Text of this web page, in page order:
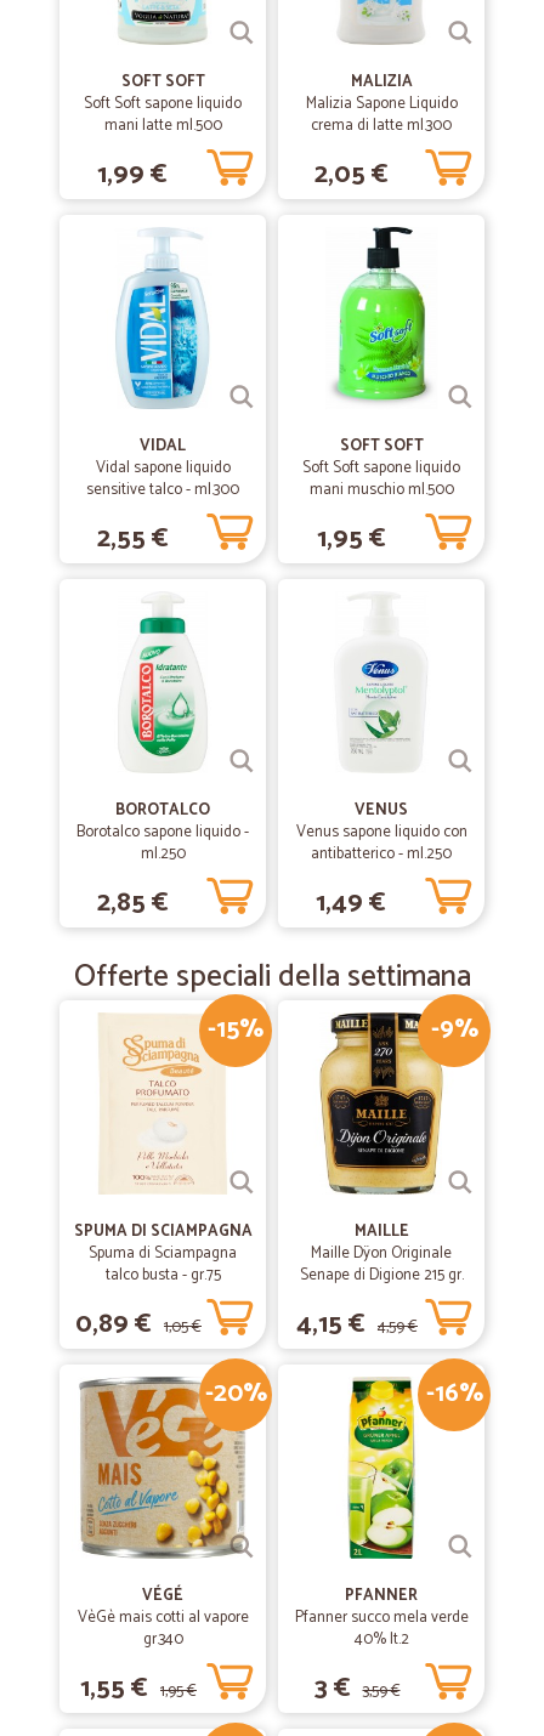
SOFT SOFT
Soft Soft sapone liquido
mani latte ml.500
1,99 €
MALIZIA
Malizia Sapone Liquido
crema di latte ml.300
2,05 €
VIDAL
Vidal sapone liquido
sensitive talco - ml.300
2,55 €
SOFT SOFT
Soft Soft sapone liquido
mani muschio ml.500
1,95 €
BOROTALCO
Borotalco sapone liquido -
ml.250
2,85 €
VENUS
Venus sapone liquido con
antibatterico - ml.250
1,49 €
Offerte speciali della settimana
-15%
SPUMA DI SCIAMPAGNA
Spuma di Sciampagna
talco busta - gr.75
0,89 € 1,05 €
-9%
MAILLE
Maille Dÿon Originale
Senape di Digione 215 gr.
4,15 € 4,59 €
-20%
VÉGÉ
VèGè mais cotti al vapore
gr.340
1,55 € 1,95 €
-16%
PFANNER
Pfanner succo mela verde
40% lt.2
3 € 3,59 €